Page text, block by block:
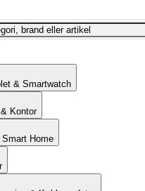
& Smartwatch
Kontor
Home